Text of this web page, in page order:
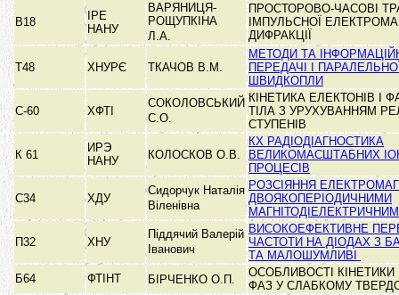
В18
ІРЕ
НАНУ
ВАРЯНИЦЯ-
РОЩУПКІНА
Л.А.
ПРОСТОРОВО-ЧАСОВІ
ІМПУЛЬСНОЇ
ДИФРАКЦІЇ
Т48 ХНУРЄ ТКАЧОВ В.М.
МЕТОДИ ТА
ПЕРЕДАЧІ І
ШВИДКОПЛИ
С-60 ХФТІ
СОКОЛОВСЬКИЙ
С.О.
КІНЕТИКА ЕЛЕКТОНІВ І
ТІЛА З УРУХУВАННЯМ
СТУПЕНІВ
К 61
ИРЭ
НАНУ
КОЛОСКОВ О.В.
КХ РАДІОДІАГНОСТИКА
ВЕЛИКОМАСШТАБНИХ
ПРОЦЕСІВ
С34 ХДУ
Сидорчук Наталія
Віленівна
РОЗСІЯННЯ
ДВОЯКОПЕРІОДИЧНИМИ
П32 ХНУ
Піддячий Валерій
Іванович
ВИСОКОЕФЕКТИВНЕ
ЧАСТОТИ НА ДІОДАХ З
ТА МАЛОШУМЛИВІ
Б64
ФТІНТ БІРЧЕНКО О.П.
ОСОБЛИВОСТІ
ФАЗ У СЛАБКОМУ